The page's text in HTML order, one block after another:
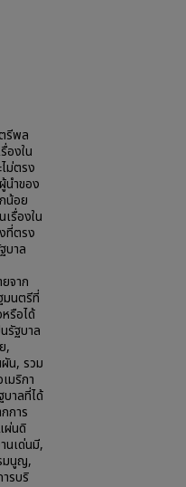
รีพล
องใน
ม่ตรง
นำของ
น้อย
รื่องใน
ที่ตรง
บาล
จาก
มนตรีที่
รือได้
รัฐบาล
,
น, รวม
มริกา
บาลที่ได้
การ
ผ่นดิ
นเด่นมี,
มนูญ,
รบริ